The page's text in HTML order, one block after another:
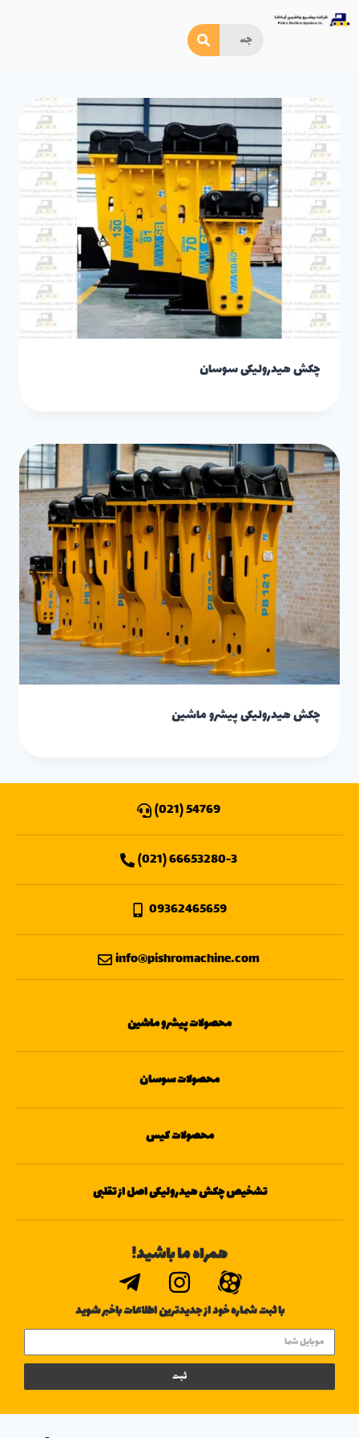
چکش هیدرولیکی سوسان
چکش هیدرولیکی پیشرو ماشین
54769 (021)
66653280-3 (021)
09362465659
info@pishromachine.com
محصولات پیشرو ماشین
محصولات سوسان
محصولات کیس
تشخیص چکش هیدرولیکی اصل از تقلبی
همراه ما باشید!
با ثبت شماره خود از جدیدترین اطلاعات باخبر شوید
ثبت